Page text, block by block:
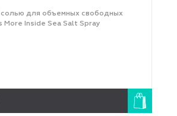
солью для объемных свободных
More Inside Sea Salt Spray